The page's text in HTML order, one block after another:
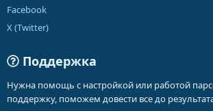
Facebook
X (Twitter)
Поддержка
Нужна помощь с настройкой или работой
поддержку, поможем довести все до